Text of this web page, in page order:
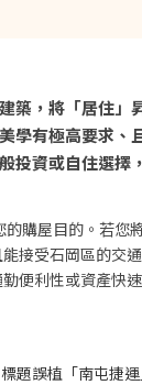
築，將「居住」
學有極高要求、
投資或自住選擇
的購屋目的。若您
能接受石岡區的交
便利性或資產快
標題誤植「南屯捷